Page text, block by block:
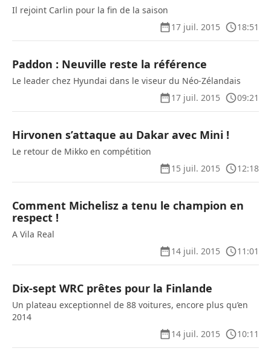
Il rejoint Carlin pour la fin de la saison
17 juil. 2015
18:51
Paddon : Neuville reste la référence
Le leader chez Hyundai dans le viseur du Néo-Zélandais
17 juil. 2015
09:21
Hirvonen s’attaque au Dakar avec Mini !
Le retour de Mikko en compétition
15 juil. 2015
12:18
Comment Michelisz a tenu le champion en
respect !
A Vila Real
14 juil. 2015
11:01
Dix-sept WRC prêtes pour la Finlande
Un plateau exceptionnel de 88 voitures, encore plus qu’en
2014
14 juil. 2015
10:11